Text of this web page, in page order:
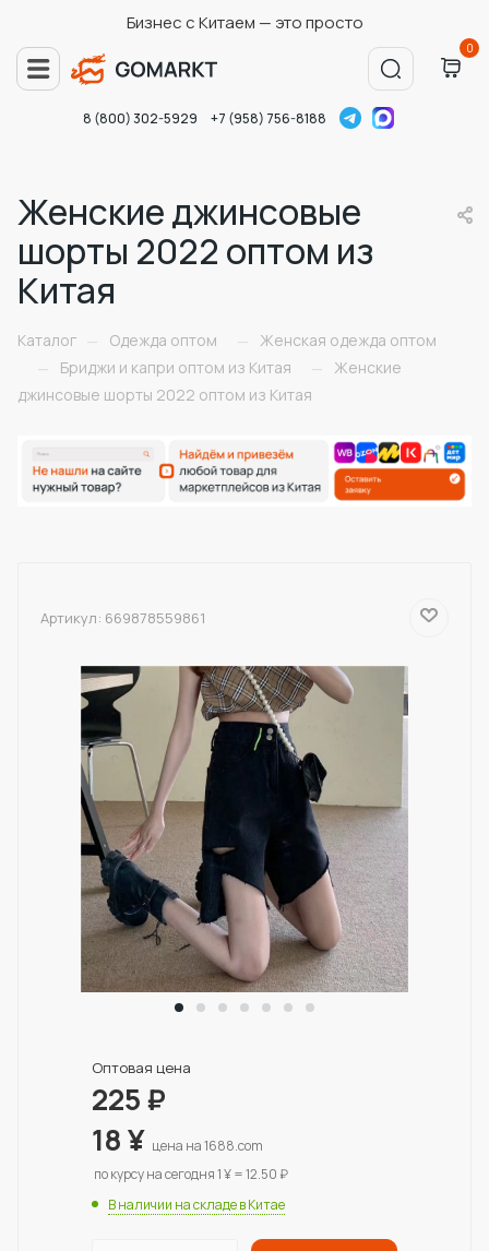
Бизнес с Китаем — это просто
0
8 (800) 302-5929 +7 (958) 756-8188
Женские джинсовые
шорты 2022 оптом из
Китая
Каталог — Одежда оптом —
Женская одежда оптом
—
Бриджи и капри оптом из Китая —
Женские
джинсовые шорты 2022 оптом из Китая
Артикул: 669878559861
Оптовая цена
225₽
18¥ цена на 1688.com
по курсу на сегодня 1 ¥ = 12.50 ₽
В наличии на складе в Китае